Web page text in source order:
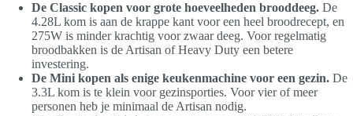
De Classic kopen voor grote hoeveelheden brooddeeg. De
4.28L kom is aan de krappe kant voor een heel broodrecept, en
275W is minder krachtig voor zwaar deeg. Voor regelmatig
broodbakken is de Artisan of Heavy Duty een betere
investering.
De Mini kopen als enige keukenmachine voor een gezin. De
3.3L kom is te klein voor gezinsporties. Voor vier of meer
personen heb je minimaal de Artisan nodig.